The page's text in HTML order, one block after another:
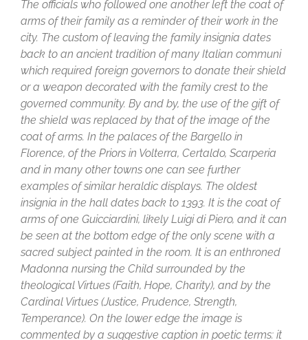
The officials who followed one another left the coat of
arms of their family as a reminder of their work in the
city. The custom of leaving the family insignia dates
back to an ancient tradition of many Italian communi
which required foreign governors to donate their shield
or a weapon decorated with the family crest to the
governed community. By and by, the use of the gift of
the shield was replaced by that of the image of the
coat of arms. In the palaces of the Bargello in
Florence, of the Priors in Volterra, Certaldo, Scarperia
and in many other towns one can see further
examples of similar heraldic displays. The oldest
insignia in the hall dates back to 1393. It is the coat of
arms of one Guicciardini, likely Luigi di Piero, and it can
be seen at the bottom edge of the only scene with a
sacred subject painted in the room. It is an enthroned
Madonna nursing the Child surrounded by the
theological Virtues (Faith, Hope, Charity), and by the
Cardinal Virtues (Justice, Prudence, Strength,
Temperance). On the lower edge the image is
commented by a suggestive caption in poetic terms: it